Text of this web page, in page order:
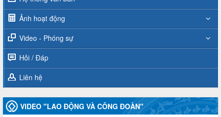
Ảnh hoạt động
Video - Phóng sự
Hỏi / Đáp
Liên hệ
VIDEO "LAO ĐỘNG VÀ CÔNG ĐOÀN"